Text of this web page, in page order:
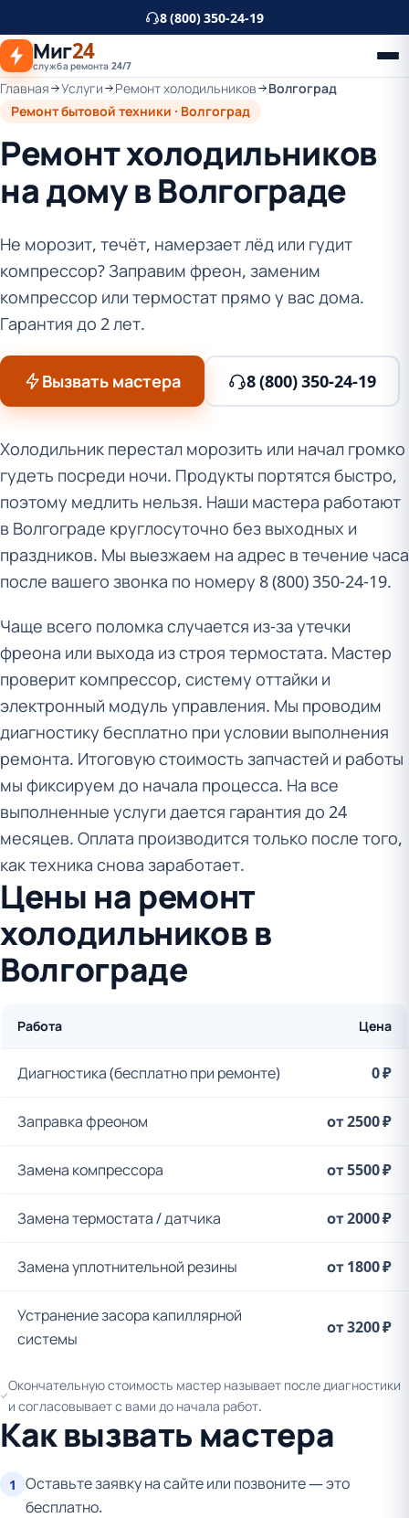
основному
контенту
8 (800) 350-24-19
Миг24
служба ремонта 24/7
Главная Услуги Ремонт холодильников
Волгоград
Ремонт бытовой техники · Волгоград
Ремонт холодильников
на дому в Волгограде
Не морозит, течёт, намерзает лёд или гудит
компрессор? Заправим фреон, заменим
компрессор или термостат прямо у вас дома.
Гарантия до 2 лет.
Вызвать мастера 8 (800) 350-24-19
Холодильник перестал морозить или начал громко
гудеть посреди ночи. Продукты портятся быстро,
поэтому медлить нельзя. Наши мастера работают
в Волгограде круглосуточно без выходных и
праздников. Мы выезжаем на адрес в течение часа
после вашего звонка по номеру 8 (800) 350-24-19.
Чаще всего поломка случается из-за утечки
фреона или выхода из строя термостата. Мастер
проверит компрессор, систему оттайки и
электронный модуль управления. Мы проводим
диагностику бесплатно при условии выполнения
ремонта. Итоговую стоимость запчастей и работы
мы фиксируем до начала процесса. На все
выполненные услуги дается гарантия до 24
месяцев. Оплата производится только после того,
как техника снова заработает.
Цены на ремонт
холодильников в
Волгограде
Работа Цена
Диагностика (бесплатно при ремонте) 0 ₽
Заправка фреоном от 2500 ₽
Замена компрессора от 5500 ₽
Замена термостата / датчика от 2000 ₽
Замена уплотнительной резины от 1800 ₽
Устранение засора капиллярной
системы
от 3200 ₽
Окончательную стоимость мастер называет после диагностики
и согласовывает с вами до начала работ.
Как вызвать мастера
1
Оставьте заявку на сайте или позвоните — это
бесплатно.